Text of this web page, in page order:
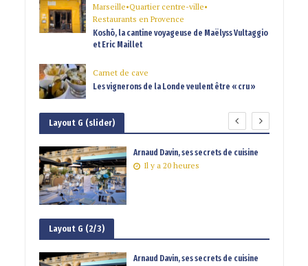
Marseille•Quartier centre-ville•
Restaurants en Provence
Koshō, la cantine voyageuse de Maëlyss Vultaggio
et Eric Maillet
Carnet de cave
Les vignerons de la Londe veulent être « cru »
Layout G (slider)
Arnaud Davin, ses secrets de cuisine
Il y a 20 heures
Layout G (2/3)
Arnaud Davin, ses secrets de cuisine